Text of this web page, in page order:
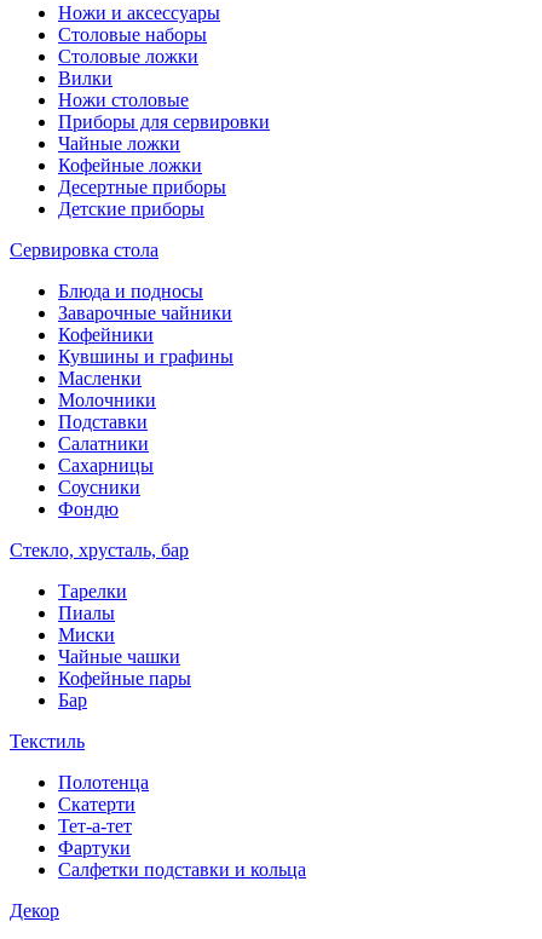
Ножи и аксессуары
Столовые наборы
Столовые ложки
Вилки
Ножи столовые
Приборы для сервировки
Чайные ложки
Кофейные ложки
Десертные приборы
Детские приборы
Сервировка стола
Блюда и подносы
Заварочные чайники
Кофейники
Кувшины и графины
Масленки
Молочники
Подставки
Салатники
Сахарницы
Соусники
Фондю
Стекло, хрусталь, бар
Тарелки
Пиалы
Миски
Чайные чашки
Кофейные пары
Бар
Текстиль
Полотенца
Скатерти
Тет-а-тет
Фартуки
Салфетки подставки и кольца
Декор